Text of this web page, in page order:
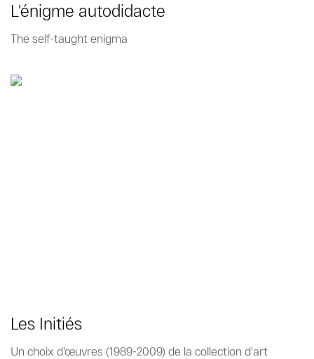
L'énigme autodidacte
The self-taught enigma
Les Initiés
Un choix d'œuvres (1989-2009) de la collection d'art